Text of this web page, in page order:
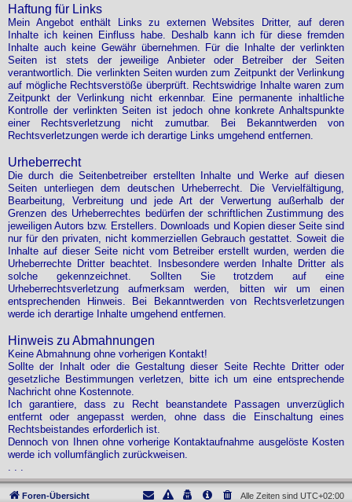
Haftung für Links
Mein Angebot enthält Links zu externen Websites Dritter, auf deren
Inhalte ich keinen Einfluss habe. Deshalb kann ich für diese fremden
Inhalte auch keine Gewähr übernehmen. Für die Inhalte der verlinkten
Seiten ist stets der jeweilige Anbieter oder Betreiber der Seiten
verantwortlich. Die verlinkten Seiten wurden zum Zeitpunkt der Verlinkung
auf mögliche Rechtsverstöße überprüft. Rechtswidrige Inhalte waren zum
Zeitpunkt der Verlinkung nicht erkennbar. Eine permanente inhaltliche
Kontrolle der verlinkten Seiten ist jedoch ohne konkrete Anhaltspunkte
einer Rechtsverletzung nicht zumutbar. Bei Bekanntwerden von
Rechtsverletzungen werde ich derartige Links umgehend entfernen.
Urheberrecht
Die durch die Seitenbetreiber erstellten Inhalte und Werke auf diesen
Seiten unterliegen dem deutschen Urheberrecht. Die Vervielfältigung,
Bearbeitung, Verbreitung und jede Art der Verwertung außerhalb der
Grenzen des Urheberrechtes bedürfen der schriftlichen Zustimmung des
jeweiligen Autors bzw. Erstellers. Downloads und Kopien dieser Seite sind
nur für den privaten, nicht kommerziellen Gebrauch gestattet. Soweit die
Inhalte auf dieser Seite nicht vom Betreiber erstellt wurden, werden die
Urheberrechte Dritter beachtet. Insbesondere werden Inhalte Dritter als
solche gekennzeichnet. Sollten Sie trotzdem auf eine
Urheberrechtsverletzung aufmerksam werden, bitten wir um einen
entsprechenden Hinweis. Bei Bekanntwerden von Rechtsverletzungen
werde ich derartige Inhalte umgehend entfernen.
Hinweis zu Abmahnungen
Keine Abmahnung ohne vorherigen Kontakt!
Sollte der Inhalt oder die Gestaltung dieser Seite Rechte Dritter oder
gesetzliche Bestimmungen verletzen, bitte ich um eine entsprechende
Nachricht ohne Kostennote.
Ich garantiere, dass zu Recht beanstandete Passagen unverzüglich
entfernt oder angepasst werden, ohne dass die Einschaltung eines
Rechtsbeistandes erforderlich ist.
Dennoch von Ihnen ohne vorherige Kontaktaufnahme ausgelöste Kosten
werde ich vollumfänglich zurückweisen.
. . .
Foren-Übersicht Alle Zeiten sind UTC+02:00